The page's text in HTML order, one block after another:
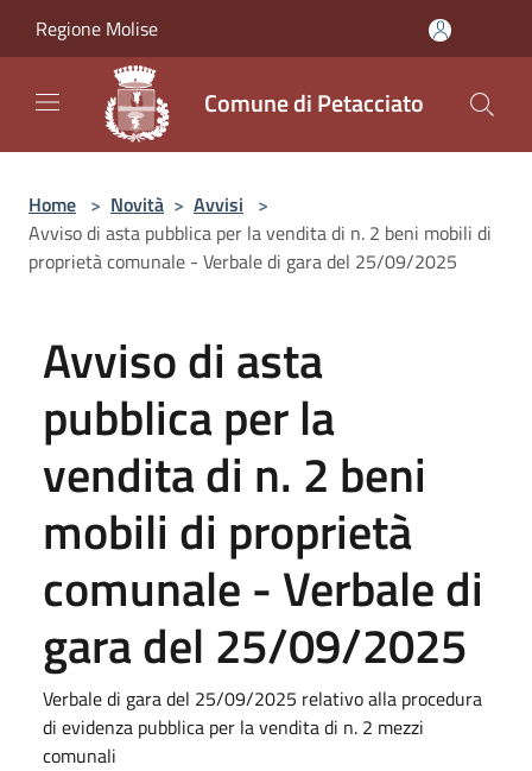
Regione Molise
Comune di Petacciato
Home > Novità > Avvisi >
Avviso di asta pubblica per la vendita di n. 2 beni mobili di
proprietà comunale - Verbale di gara del 25/09/2025
Avviso di asta
pubblica per la
vendita di n. 2 beni
mobili di proprietà
comunale - Verbale di
gara del 25/09/2025
Verbale di gara del 25/09/2025 relativo alla procedura
di evidenza pubblica per la vendita di n. 2 mezzi
comunali